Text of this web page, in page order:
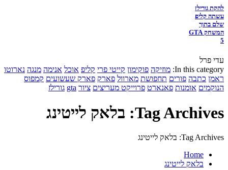
להקת גורילז
עשתה קליפ
שלם בתוך
המשחק GTA
5
עדי פרל
In this category: מוזיקה פוקימון קייטי פרי קליפ אוכל אנימה מנגה נארוטו
ראמן כתבה פורים תחפושת מארוול פארק פארק שעשועים קמפוס
הנוקמים אומנות פאנארט פרוייקט מעריצים ציור gta גורילז
Tag Archives: בלאק לייטינג
Tag Archives: בלאק לייטינג
Home
בלאק לייטינג